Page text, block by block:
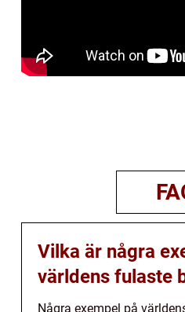
Vilka är några
världens fulaste
Några exempel på